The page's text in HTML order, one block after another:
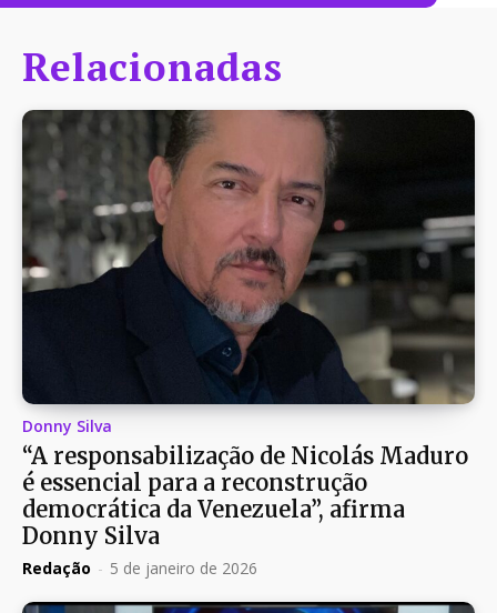
Relacionadas
Donny Silva
“A responsabilização de Nicolás Maduro
é essencial para a reconstrução
democrática da Venezuela”, afirma
Donny Silva
Redação - 5 de janeiro de 2026